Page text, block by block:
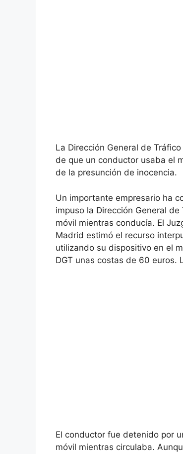
La Dirección General de
de que un conductor usaba el
de la presunción de inocencia.
Un importante empresario ha
impuso la Dirección General
móvil mientras conducía. El
Madrid estimó el recurso
utilizando su dispositivo en el
DGT unas costas de 60 euros.
El conductor fue detenido por
móvil mientras circulaba.